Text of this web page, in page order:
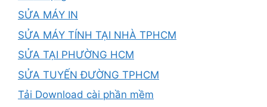
SỬA MÁY IN
SỬA MÁY TÍNH TẠI NHÀ TPHCM
SỬA TẠI PHƯỜNG HCM
SỬA TUYẾN ĐƯỜNG TPHCM
Tải Download cài phần mềm